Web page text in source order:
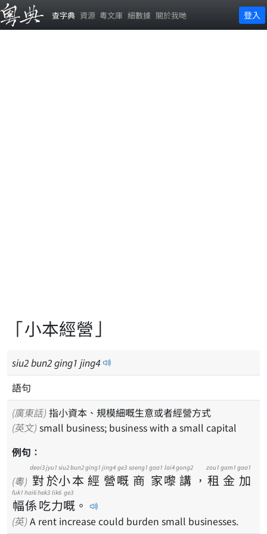
查字典 資源 粵文庫 細數據 關於我哋 登入
「小本經營」
siu2bun2ging1 jing4
語句
(廣東話) 指小資本、規模細嘅生意或者經營方式
(英文) small business; business with a small capital
例句：
(粵) 對
deoi3
於
jyu1
小
siu2
本
bun2
經
ging1
營
jing4
嘅
ge3
商
soeng1
家
gaa1
嚟
lai4
講
gong2
， 租
zou1
金
gam1
加
gaa1
幅
fuk1
係
hai6
吃
hek3
力
lik6
嘅
ge3
。
(英) A rent increase could burden small businesses.